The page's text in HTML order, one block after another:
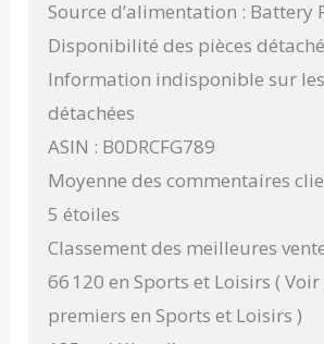
Source d’alimentation : Battery
Disponibilité des pièces
Information indisponible sur
détachées
ASIN : B0DRCFG789
Moyenne des commentaires
5 étoiles
Classement des meilleures
66 120 en Sports et Loisirs (
premiers en Sports et Loisirs )